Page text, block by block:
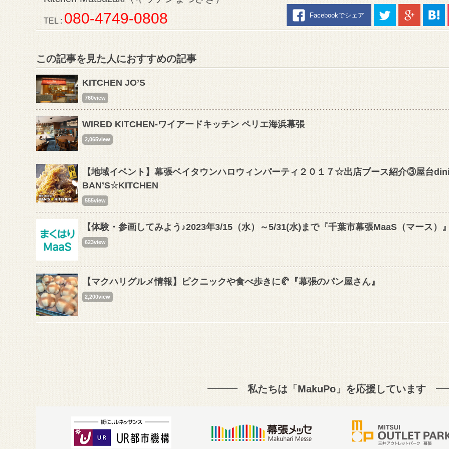
TEL : 080-4749-0808 Facebookでシェア
この記事を見た人におすすめの記事
KITCHEN JO’S
760view
WIRED KITCHEN-ワイアードキッチン ペリエ海浜幕張
2,065view
【地域イベント】幕張ベイタウンハロウィンパーティ２０１７☆出店ブース紹介③屋台
BAN’S☆KITCHEN
555view
【体験・参画してみよう♪2023年3/15（水）～5/31(水)まで『千葉市幕張MaaS（マース）
623view
【マクハリグルメ情報】ピクニックや食べ歩きに🥐『幕張のパン屋さん』
2,200view
私たちは「MakuPo」を応援しています